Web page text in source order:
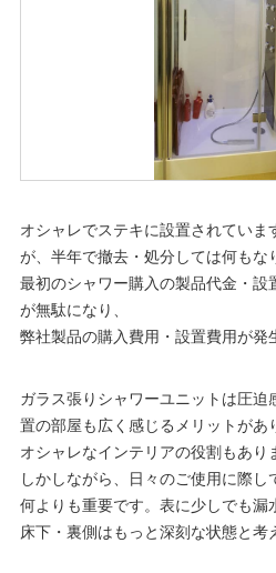
オシャレでステキに設置されていま
が、半年で撤去・処分しては何もな
最初のシャワー購入の製品代金・設
が無駄になり、
弊社製品の購入費用・設置費用が発
ガラス張りシャワーユニットは圧迫
置の部屋も広く感じるメリットがあ
オシャレなインテリアの役割もあり
しかしながら、日々のご使用に際
何よりも重要です。表に少しでも漏
床下・裏側はもっと深刻な状態と考